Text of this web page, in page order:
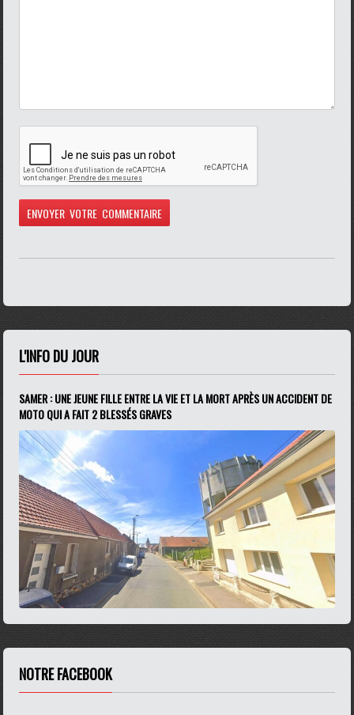
L'INFO DU JOUR
SAMER : UNE JEUNE FILLE ENTRE LA VIE ET LA MORT APRÈS UN ACCIDENT DE
MOTO QUI A FAIT 2 BLESSÉS GRAVES
NOTRE FACEBOOK